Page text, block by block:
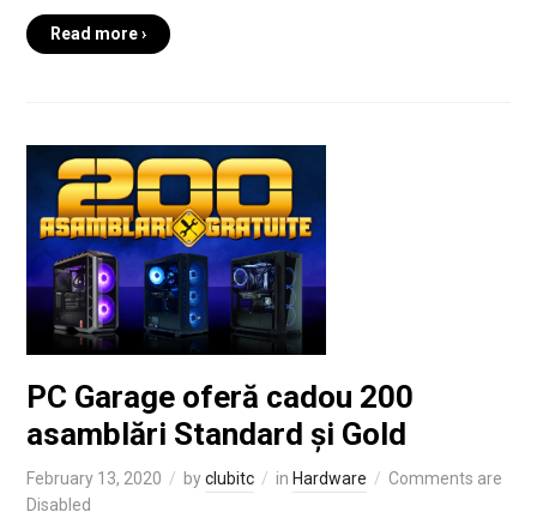
Read more ›
PC Garage oferă cadou 200
asamblări Standard și Gold
February 13, 2020 byclubitc in Hardware
Comments are
Disabled